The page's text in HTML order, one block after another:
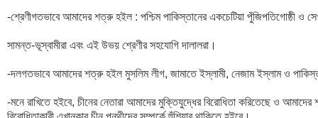
-শ্রেণীগতভাবে আমাদের শত্রু হইল : পশ্চিম পাকিস্তানের একচেটিয়া পুঁজিপতিগোষ্ঠী ও
সামন্ত-ভূস্বামীরা এবং এই উভয় শ্রেণীর সহযোগি দালালরা।
-দলগতভাবে আমাদের শত্রু হইল মুসলিম লীগ, জামাতে ইস্লামী, নেজাম ইস্লাম ও
-মনে রাখিতে হইবে, চীনের নেতারা আমাদের মুক্তিযুদ্ধের বিরোধিতা করিতেছে ও